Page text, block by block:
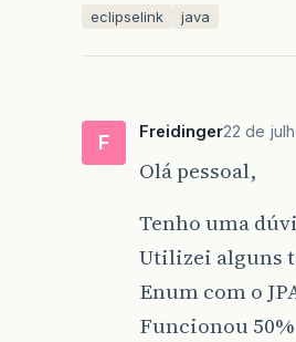
eclipselink java
F Freidinger22 de
Olá pessoal,
Tenho uma
Utilizei alguns
Enum com o
Funcionou